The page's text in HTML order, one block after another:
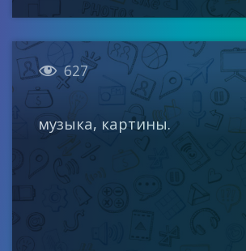
 627
музыка, картины.